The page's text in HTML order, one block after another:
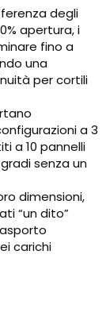
degli
apertura, i
fino a
una
per cortili
a 3
a 10 pannelli
senza un
dimensioni,
“un dito”
carichi